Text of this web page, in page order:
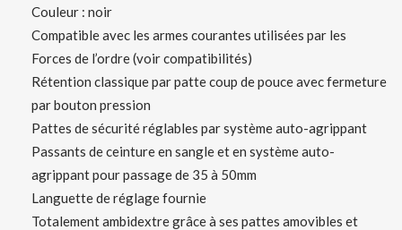
Couleur : noir
Compatible avec les armes courantes utilisées par les
Forces de l’ordre (voir compatibilités)
Rétention classique par patte coup de pouce avec fermeture
par bouton pression
Pattes de sécurité réglables par système auto-agrippant
Passants de ceinture en sangle et en système auto-
agrippant pour passage de 35 à 50mm
Languette de réglage fournie
Totalement ambidextre grâce à ses pattes amovibles et